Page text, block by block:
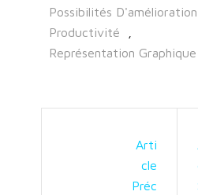
Possibilités D'amélioration
Productivité
Représentation Graphique
Arti
Cle
Préc